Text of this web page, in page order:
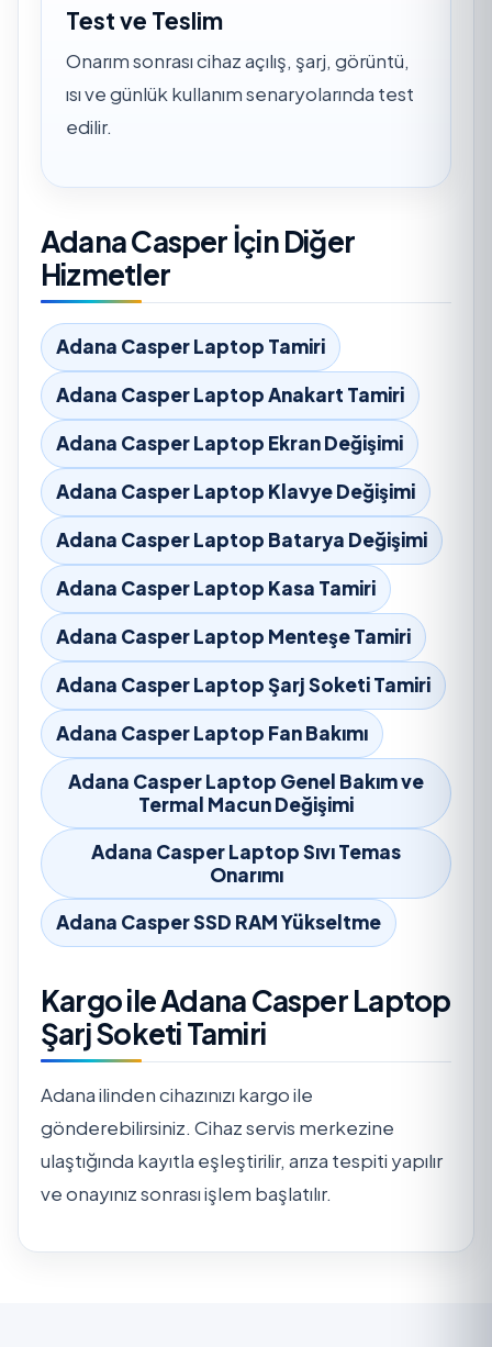
Test ve Teslim
Onarım sonrası cihaz açılış, şarj, görüntü,
ısı ve günlük kullanım senaryolarında test
edilir.
Adana Casper İçin Diğer
Hizmetler
Adana Casper Laptop Tamiri
Adana Casper Laptop Anakart Tamiri
Adana Casper Laptop Ekran Değişimi
Adana Casper Laptop Klavye Değişimi
Adana Casper Laptop Batarya Değişimi
Adana Casper Laptop Kasa Tamiri
Adana Casper Laptop Menteşe Tamiri
Adana Casper Laptop Şarj Soketi Tamiri
Adana Casper Laptop Fan Bakımı
Adana Casper Laptop Genel Bakım ve
Termal Macun Değişimi
Adana Casper Laptop Sıvı Temas
Onarımı
Adana Casper SSD RAM Yükseltme
Kargo ile Adana Casper Laptop
Şarj Soketi Tamiri
Adana ilinden cihazınızı kargo ile
gönderebilirsiniz. Cihaz servis merkezine
ulaştığında kayıtla eşleştirilir, arıza tespiti yapılır
ve onayınız sonrası işlem başlatılır.